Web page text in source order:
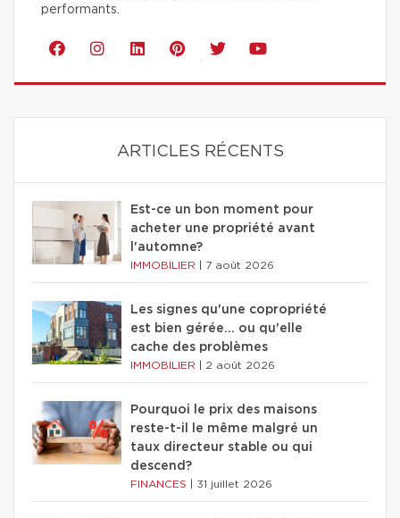
performants.
ARTICLES RÉCENTS
Est-ce un bon moment pour
acheter une propriété avant
l'automne?
IMMOBILIER 7 août 2026
Les signes qu'une copropriété
est bien gérée… ou qu'elle
cache des problèmes
IMMOBILIER 2 août 2026
Pourquoi le prix des maisons
reste-t-il le même malgré un
taux directeur stable ou qui
descend?
FINANCES 31 juillet 2026